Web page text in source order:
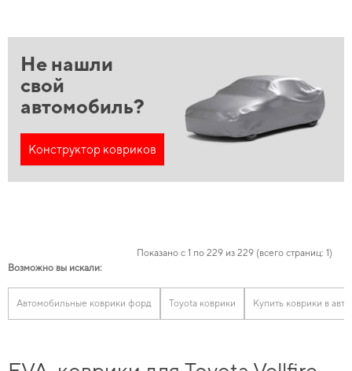
Не нашли
свой
автомобиль?
Конструктор ковриков
Показано с 1 по 229 из 229 (всего страниц: 1)
Возможно вы искали:
Автомобильные коврики форд Toyota коврики Купить коврики в